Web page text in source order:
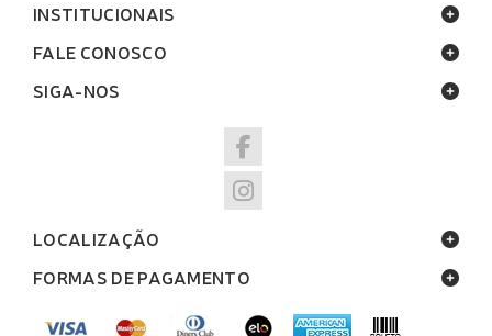
INSTITUCIONAIS
FALE CONOSCO
SIGA-NOS
LOCALIZAÇÃO
FORMAS DE PAGAMENTO